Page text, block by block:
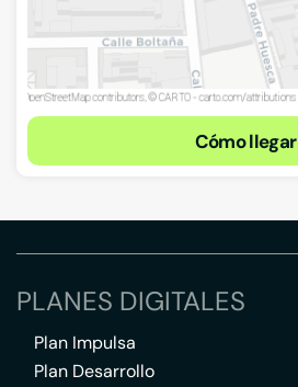
Cómo llegar
PLANES DIGITALES
Plan Impulsa
Plan Desarrollo